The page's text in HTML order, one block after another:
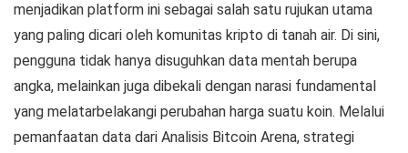
menjadikan platform ini sebagai salah satu rujukan utama
yang paling dicari oleh komunitas kripto di tanah air. Di sini,
pengguna tidak hanya disuguhkan data mentah berupa
angka, melainkan juga dibekali dengan narasi fundamental
yang melatarbelakangi perubahan harga suatu koin. Melalui
pemanfaatan data dari Analisis Bitcoin Arena, strategi